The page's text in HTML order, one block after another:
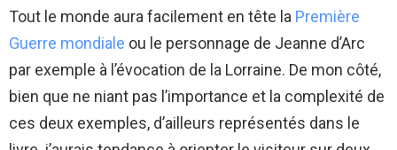
Tout le monde aura facilement en tête la Première
Guerre mondiale ou le personnage de Jeanne d’Arc
par exemple à l’évocation de la Lorraine. De mon côté,
bien que ne niant pas l’importance et la complexité de
ces deux exemples, d’ailleurs représentés dans le